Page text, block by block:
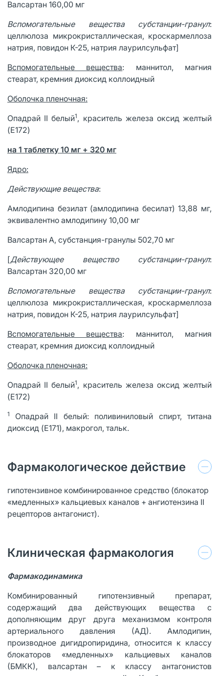
Валсартан 160,00 мг
Вспомогательные вещества субстанции-гранул:
целлюлоза микрокристаллическая, кроскармеллоза
натрия, повидон К-25, натрия лаурилсульфат]
Вспомогательные вещества: маннитол, магния
стеарат, кремния диоксид коллоидный
Оболочка пленочная:
Опадрай II белый1, краситель железа оксид желтый
(E172)
на 1 таблетку 10 мг + 320 мг
Ядро:
Действующие вещества:
Амлодипина безилат (амлодипина бесилат) 13,88 мг,
эквивалентно амлодипину 10,00 мг
Валсартан А, субстанция-гранулы 502,70 мг
[Действующее вещество субстанции-гранул:
Валсартан 320,00 мг
Вспомогательные вещества субстанции-гранул:
целлюлоза микрокристаллическая, кроскармеллоза
натрия, повидон К-25, натрия лаурилсульфат]
Вспомогательные вещества: маннитол, магния
стеарат, кремния диоксид коллоидный
Оболочка пленочная:
Опадрай II белый1, краситель железа оксид желтый
(E172)
1 Опадрай II белый: поливиниловый спирт, титана
диоксид (E171), макрогол, тальк.
Фармакологическое действие
гипотензивное комбинированное средство (блокатор
«медленных» кальциевых каналов + ангиотензина II
рецепторов антагонист).
Клиническая фармакология
Фармакодинамика
Комбинированный гипотензивный препарат,
содержащий два действующих вещества с
дополняющим друг друга механизмом контроля
артериального давления (АД). Амлодипин,
производное дигидропиридина, относится к классу
блокаторов «медленных» кальциевых каналов
(БМКК), валсартан – к классу антагонистов